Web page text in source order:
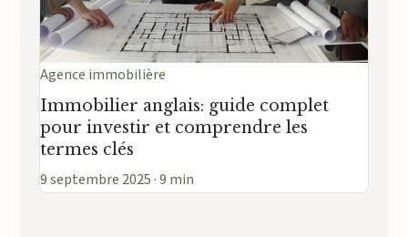
Agence immobilière
Immobilier anglais: guide complet
pour investir et comprendre les
termes clés
9 septembre 2025 · 9 min